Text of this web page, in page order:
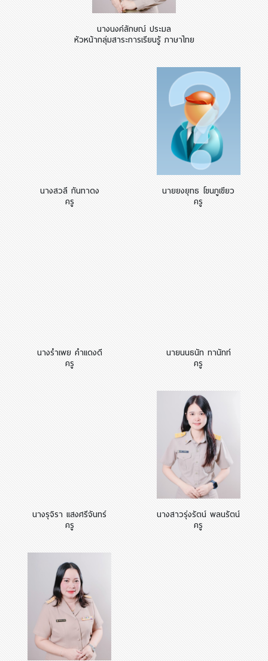
นางนงค์ลักษณ์ ประมล
หัวหน้ากลุ่มสาระการเรียนรู้ ภาษาไทย
นางสวลี กันทาดง
ครู
นายยงยุทธ โขนภูเขียว
ครู
นางรำเพย คำแดงดี
ครู
นายนนธนัท ทานัทท์
ครู
นางรุจิรา แสงศรีจันทร์
ครู
นางสาวรุ่งรัตน์ พลนรัตน์
ครู